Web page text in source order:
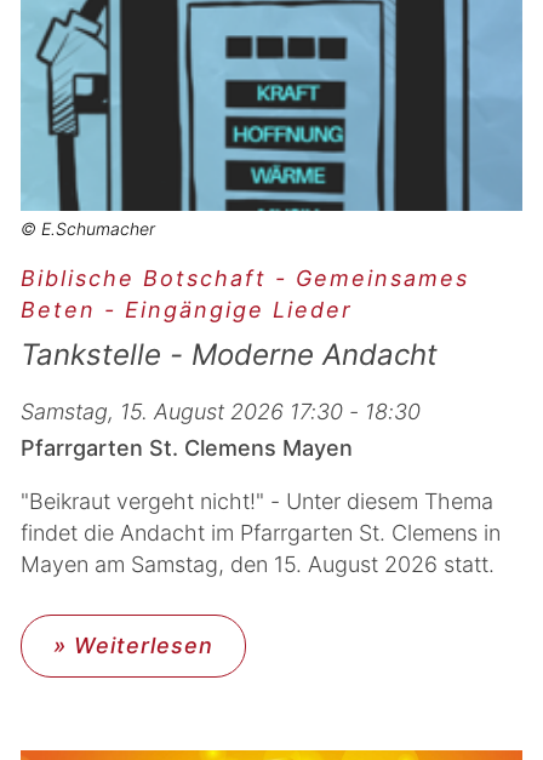
© E.Schumacher
Biblische Botschaft - Gemeinsames
Beten - Eingängige Lieder
Tankstelle - Moderne Andacht
Samstag, 15. August 2026 17:30 - 18:30
Pfarrgarten St. Clemens Mayen
"Beikraut vergeht nicht!" - Unter diesem Thema
findet die Andacht im Pfarrgarten St. Clemens in
Mayen am Samstag, den 15. August 2026 statt.
» Weiterlesen